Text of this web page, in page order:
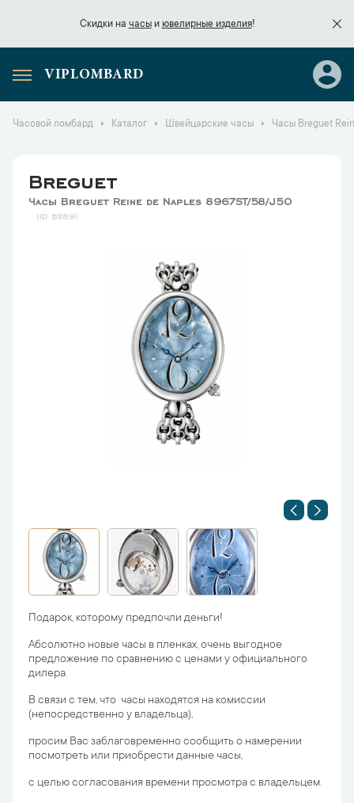
Скидки на часыи ювелирные изделия!
Скидки начасы
VIPLOMBARD
Часовой ломбард Каталог Швейцарские часы Часы Breguet
Breguet
Часы Breguet Reine de Naples 8967ST/58/J50
8289
Подарок, которому предпочли деньги!
Абсолютно новые часы в пленках, очень выгодное
предложение по сравнению с ценами у официального
дилера.
В связи с тем, что часы находятся на комиссии
(непосредственно у владельца),
просим Вас заблаговременно сообщить о намерении
посмотреть или приобрести данные часы,
с целью согласования времени просмотра с владельцем.